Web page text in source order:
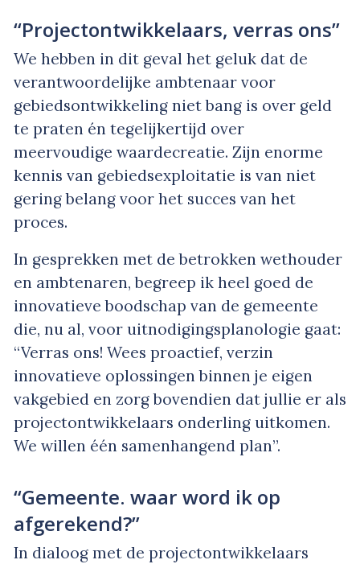
“Projectontwikkelaars, verras ons”
We hebben in dit geval het geluk dat de
verantwoordelijke ambtenaar voor
gebiedsontwikkeling niet bang is over geld
te praten én tegelijkertijd over
meervoudige waardecreatie. Zijn enorme
kennis van gebiedsexploitatie is van niet
gering belang voor het succes van het
proces.
In gesprekken met de betrokken wethouder
en ambtenaren, begreep ik heel goed de
innovatieve boodschap van de gemeente
die, nu al, voor uitnodigingsplanologie gaat:
“Verras ons! Wees proactief, verzin
innovatieve oplossingen binnen je eigen
vakgebied en zorg bovendien dat jullie er als
projectontwikkelaars onderling uitkomen.
We willen één samenhangend plan”.
“Gemeente. waar word ik op
afgerekend?”
In dialoog met de projectontwikkelaars